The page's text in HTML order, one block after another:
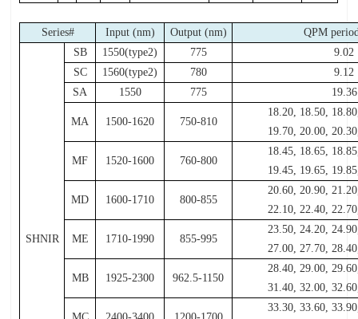
Series# Input (nm) Output (nm) QPM
SHNIR
SB 1550(type2) 775
9.02
SC
1560(type2) 780
9.12
SA
1550 775 19.36
MA 1500-1620 750-810
18.20, 18.50,
19.70, 20.00,
MF 1520-1600 760-800
18.45, 18.65,
19.45, 19.65,
MD 1600-1710 800-855
20.60, 20.90,
22.10, 22.40,
ME 1710-1990 855-995
23.50, 24.20,
27.00, 27.70,
MB 1925-2300 962.5-1150
28.40, 29.00,
31.40, 32.00,
33.30, 33.60,